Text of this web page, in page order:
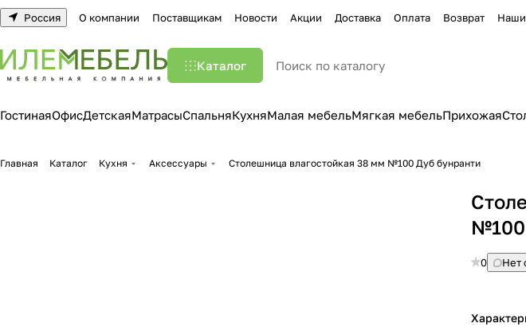
Россия О компании Поставщикам Новости Акции Доставка Оплата Возврат Наши
Каталог
ГостинаяОфисДетскаяМатрасыСпальняКухняМалая мебельМягкая мебельПрихожая
Главная Каталог Кухня Аксессуары Столешница влагостойкая 38 мм №100 Дуб бунранти
№100
0 Нет